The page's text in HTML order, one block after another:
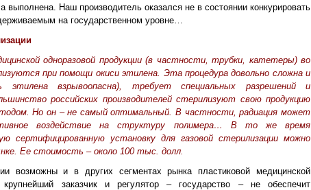
выполнена. Наш производитель оказался не в состоянии конкурировать
на государственном уровне…
одноразовой продукции (в частности, трубки, катетеры) во
при помощи окиси этилена. Эта процедура довольно сложна и
этилена взрывоопасна), требует специальных разрешений и
российских производителей стерилизуют свою продукцию
Но он – не самый оптимальный. В частности, радиация может
воздействие на структуру полимера… В то же время
сертифицированную установку для газовой стерилизации можно
Ее стоимость – около 100 тыс. долл.
возможны и в других сегментах рынка пластиковой медицинской
заказчик и регулятор – государство – не обеспечит